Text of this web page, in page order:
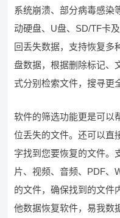
系统崩溃、部分病毒感染
动硬盘、U盘、SD/TF卡
回丢失数据，支持恢复多
盘数据，根据删除标记、
式分别检索文件，搜寻更
软件的筛选功能更是可以
位丢失的文件。还可以直
字找到您要恢复的文件。
片、视频、音频、PDF、
的文件，确保找到的文件
他数据恢复软件，易我数